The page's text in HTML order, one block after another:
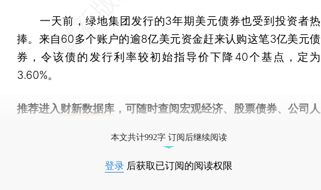
一天前，绿地集团发行的3年期美元债券也受到投资者热
捧。来自60多个账户的逾8亿美元资金赶来认购这笔3亿美元债
券，令该债的发行利率较初始指导价下降40个基点，定为
3.60%。
推荐进入财新数据库 ，可随时查阅宏观经济、股票债券、公司人
本文共计992字 订阅后继续阅读
登录 后获取已订阅的阅读权限